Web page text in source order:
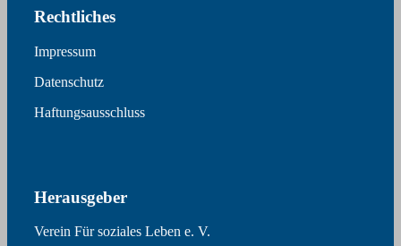
Rechtliches
Impressum
Datenschutz
Haftungsausschluss
Herausgeber
Verein Für soziales Leben e. V.